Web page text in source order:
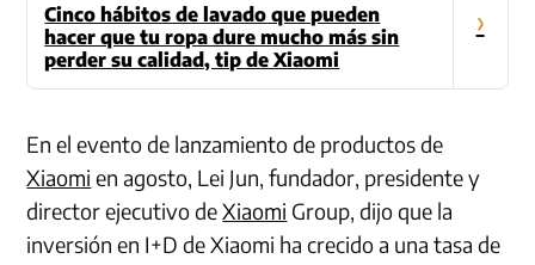
Cinco hábitos de lavado que pueden
hacer que tu ropa dure mucho más sin
perder su calidad, tip de Xiaomi
›
En el evento de lanzamiento de productos de
Xiaomi en agosto, Lei Jun, fundador, presidente y
director ejecutivo deXiaomi Group, dijo que la
inversión en I+D de Xiaomi ha crecido a una tasa de